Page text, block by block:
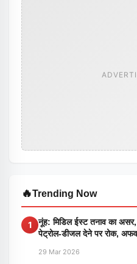
🔥Trending Now
1
नूंह: मिडिल ईस्ट तनाव का
पेट्रोल-डीजल देने पर रोक,
29 Mar 2026